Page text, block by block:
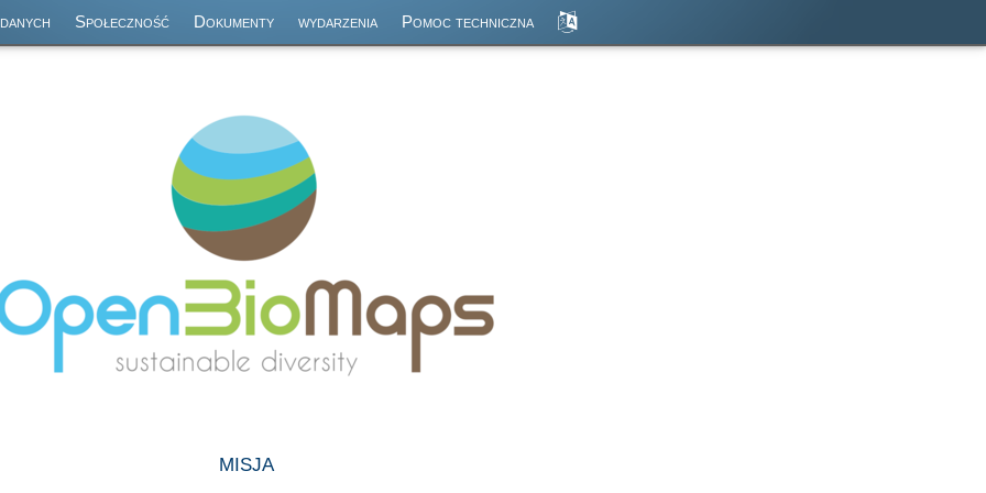
Społeczność Dokumenty wydarzenia Pomoc techniczna
misja